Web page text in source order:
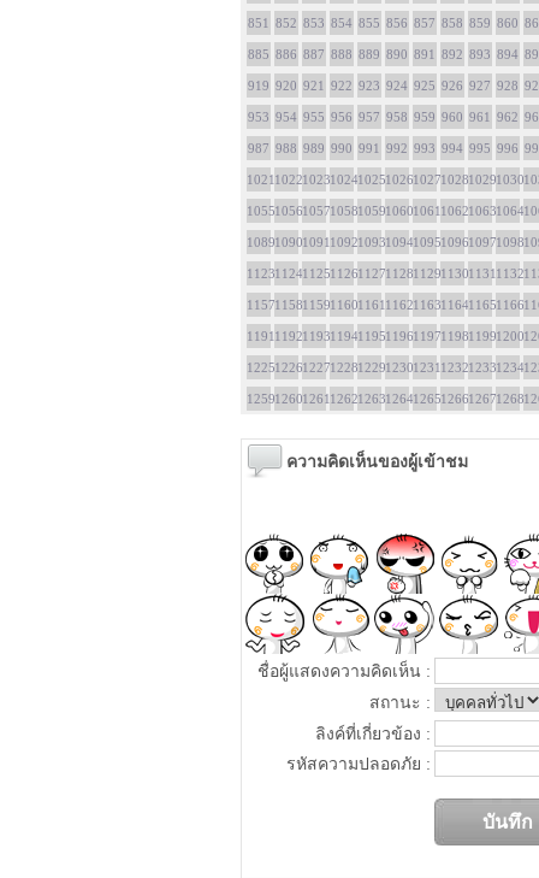
851 852 853 854 855 856 857 858 859 860
885 886 887 888 889 890 891 892 893 894
919 920 921 922 923 924 925 926 927 928
953 954 955 956 957 958 959 960 961 962
987 988 989 990 991 992 993 994 995 996
1021102210231024102510261027102810291030
1055105610571058105910601061106210631064
1089109010911092109310941095109610971098
1123112411251126112711281129113011311132
1157115811591160116111621163116411651166
1191119211931194119511961197119811991200
1225122612271228122912301231123212331234
1259126012611262126312641265126612671268
ความคิดเห็นของผู้เข้าชม
ชื่อผู้แสดงความคิดเห็น :
สถานะ :
ลิงค์ที่เกี่ยวข้อง :
รหัสความปลอดภัย :